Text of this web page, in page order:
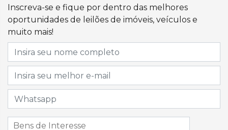
Inscreva-se e fique por dentro das melhores
oportunidades de leilões de imóveis, veículos e
muito mais!